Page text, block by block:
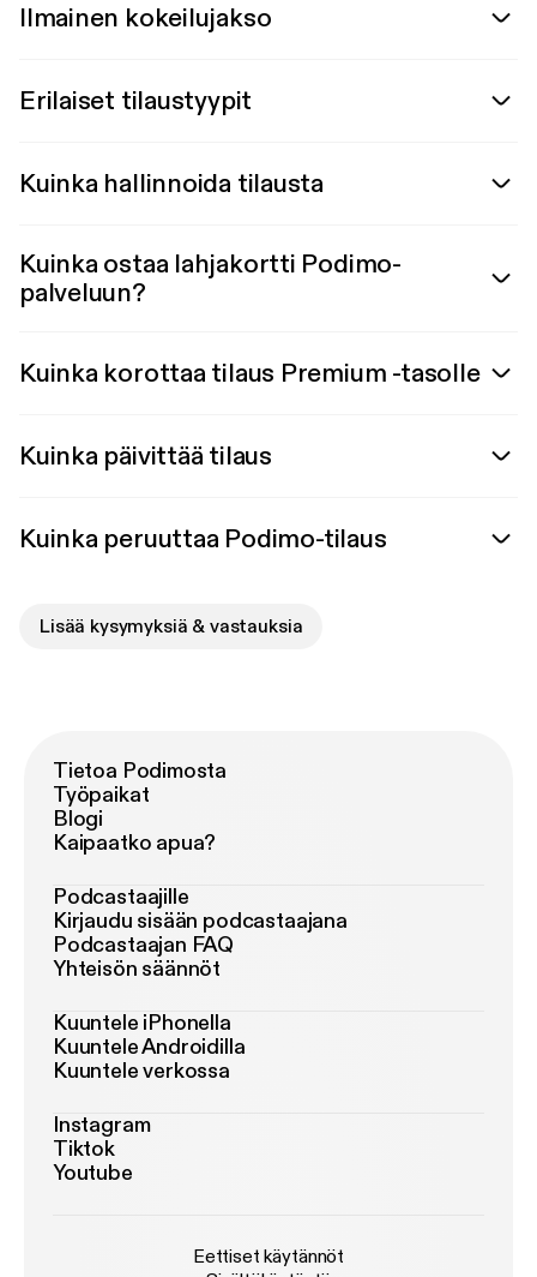
Ilmainen kokeilujakso
Erilaiset tilaustyypit
Kuinka hallinnoida tilausta
Kuinka ostaa lahjakortti Podimo-
palveluun?
Kuinka korottaa tilaus Premium -tasolle
Kuinka päivittää tilaus
Kuinka peruuttaa Podimo-tilaus
Lisää kysymyksiä & vastauksia
Tietoa Podimosta
Työpaikat
Blogi
Kaipaatko apua?
Podcastaajille
Kirjaudu sisään podcastaajana
Podcastaajan FAQ
Yhteisön säännöt
Kuuntele iPhonella
Kuuntele Androidilla
Kuuntele verkossa
Instagram
Tiktok
Youtube
Eettiset käytännöt